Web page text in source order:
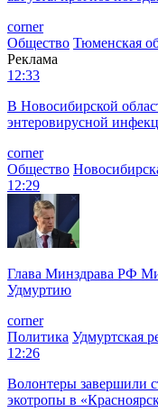
corner
Общество Тюменская
Реклама
12:33
В Новосибирской
энтеровирусной
corner
Общество
12:29
Глава Минздрава РФ
Удмуртию
corner
Политика Удмуртская
12:26
Волонтеры завершили
экотропы в